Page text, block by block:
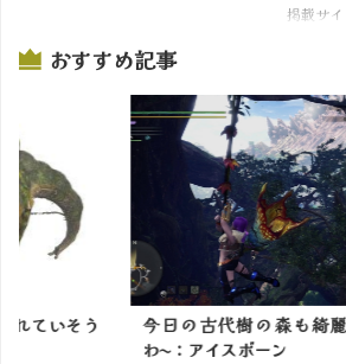
掲載サ
おすすめ記事
ていそう
今日の古代樹の森も綺
わ〜：アイスボーン